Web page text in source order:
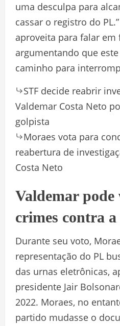
uma desculpa para
cassar o registro do
aproveita para falar em
argumentando que
caminho para
STF decide reabrir
Valdemar Costa Neto
golpista
Moraes vota para
reabertura de
Costa Neto
Valdemar
crimes contra
Durante seu voto,
representação do PL
das urnas eletrônicas,
presidente Jair
2022. Moraes, no
partido mudasse o